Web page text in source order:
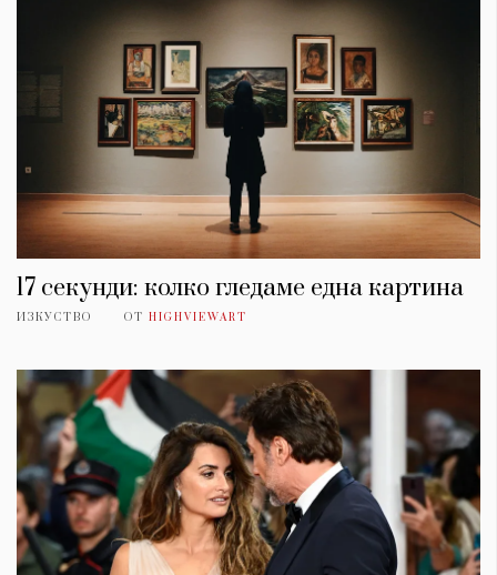
17 секунди: колко гледаме една картина
ИЗКУСТВО ОТ HIGHVIEWART